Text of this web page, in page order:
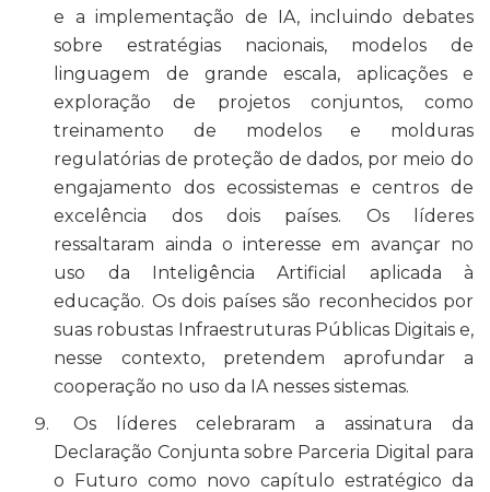
e a implementação de IA, incluindo debates
sobre estratégias nacionais, modelos de
linguagem de grande escala, aplicações e
exploração de projetos conjuntos, como
treinamento de modelos e molduras
regulatórias de proteção de dados, por meio do
engajamento dos ecossistemas e centros de
excelência dos dois países. Os líderes
ressaltaram ainda o interesse em avançar no
uso da Inteligência Artificial aplicada à
educação. Os dois países são reconhecidos por
suas robustas Infraestruturas Públicas Digitais e,
nesse contexto, pretendem aprofundar a
cooperação no uso da IA nesses sistemas.
Os líderes celebraram a assinatura da
Declaração Conjunta sobre Parceria Digital para
o Futuro como novo capítulo estratégico da